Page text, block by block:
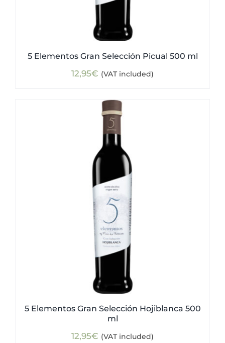
5 Elementos Gran Selección Picual 500 ml
12,95€ (VAT included)
5 Elementos Gran Selección Hojiblanca 500
ml
12,95€ (VAT included)